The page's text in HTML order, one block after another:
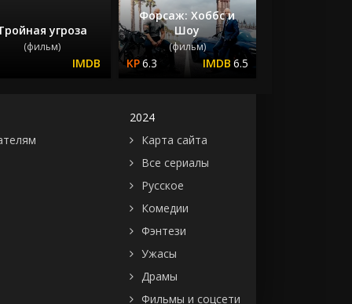
угроза
(фильм)
Форсаж: Хоббс и
Шоу
(фильм)
6.3 6.5
2024
Карта сайта
Все сериалы
Русское
Комедии
Фэнтези
Ужасы
Драмы
Фильмы и соцсети